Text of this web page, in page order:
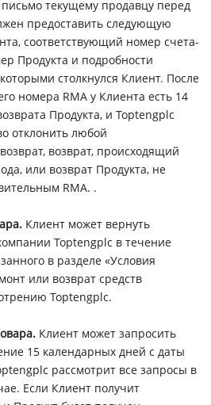
текущему продавцу перед
предоставить следующую
соответствующий номер счета-
Продукта и подробности
столкнулся Клиент. После
номера RMA у Клиента есть 14
Продукта, и Toptengplc
отклонить любой
возврат, происходящий
или возврат Продукта, не
RMA. .
Клиент может вернуть
Toptengplc в течение
в разделе «Условия
или возврат средств
Toptengplc.
Клиент может запросить
15 календарных дней с даты
рассмотрит все запросы в
Если Клиент получит